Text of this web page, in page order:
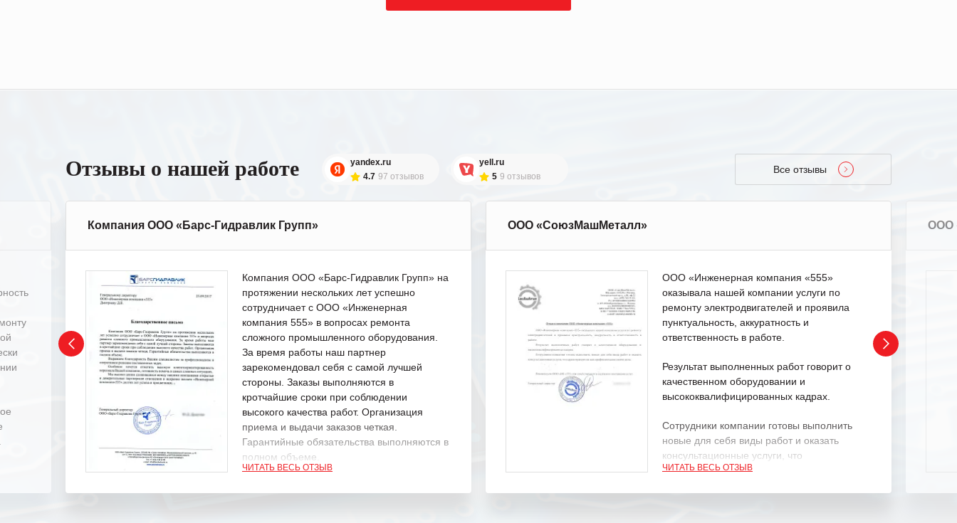
Отзывы о нашей работе
yandex.ru
4.7 97 отзывов
yell.ru
5 9 отзывов
Все отзывы
Компания ООО «Барс-Гидравлик Групп»
Компания ООО «Барс-Гидравлик Групп» на
протяжении нескольких лет успешно
сотрудничает с ООО «Инженерная
компания 555» в вопросах ремонта
сложного промышленного оборудования.
За время работы наш партнер
зарекомендовал себя с самой лучшей
стороны. Заказы выполняются в
кротчайшие сроки при соблюдении
высокого качества работ. Организация
приема и выдачи заказов четкая.
Гарантийные обязательства выполняются в
полном объеме.
ЧИТАТЬ ВЕСЬ ОТЗЫВ
ООО «СоюзМашМеталл»
ООО «Инженерная компания «555»
оказывала нашей компании услуги по
ремонту электродвигателей и проявила
пунктуальность, аккуратность и
ответственность в работе.
Результат выполненных работ говорит о
качественном оборудовании и
высококвалифицированных кадрах.
Сотрудники компании готовы выполнить
новые для себя виды работ и оказать
консультационные услуги, что
характеризует их как профессионалов
ЧИТАТЬ ВЕСЬ ОТЗЫВ
ООО